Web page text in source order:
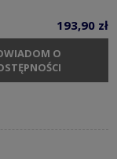
193,90 zł
O